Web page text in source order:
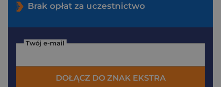
Brak opłat za uczestnictwo
Twój e-mail
DOŁĄCZ DO ZNAK EKSTRA